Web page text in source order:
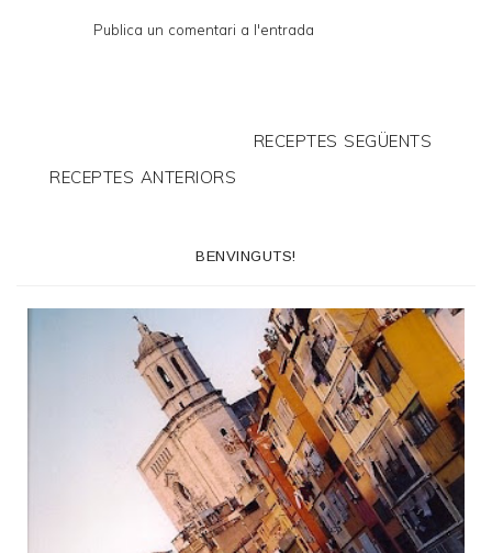
Publica un comentari a l'entrada
RECEPTES SEGÜENTS
RECEPTES ANTERIORS
BENVINGUTS!